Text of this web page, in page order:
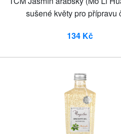
sušené květy pro přípravu
134 Kč